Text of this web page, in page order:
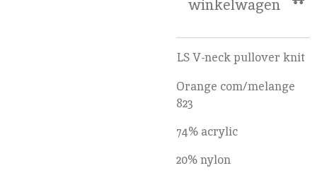
winkelwagen
LS V-neck pullover knit
Orange com/melange
823
74% acrylic
20% nylon